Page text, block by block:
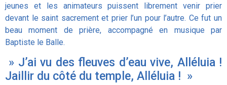
jeunes et les animateurs puissent librement venir prier
devant le saint sacrement et prier l’un pour l’autre. Ce fut un
beau moment de prière, accompagné en musique par
Baptiste le Balle.
» J’ai vu des fleuves d’eau vive, Alléluia !
Jaillir du côté du temple, Alléluia ! »